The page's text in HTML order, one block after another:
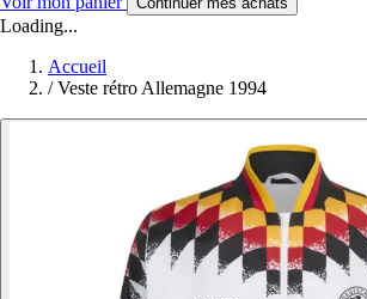
Loading...
Accueil
/ Veste rétro Allemagne 1994